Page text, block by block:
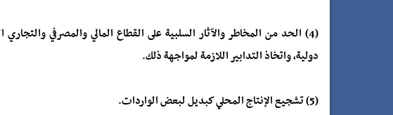
(4) الحد من المخاطر والآثار السلبية على القطاع المالي والمصرفي
دولية، واتخاذ التدابير اللازمة لمواجهة ذلك.
(5) تشجيع الإنتاج المحلي كبديل لبعض الواردات.